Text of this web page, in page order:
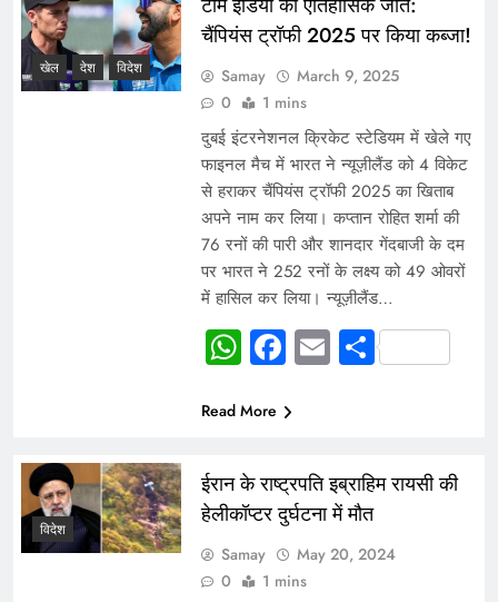
खेल देश विदेश
चैंपियंस ट्रॉफी 2025 पर किया कब्जा!
Samay
March 9, 2025
0
1 mins
दुबई इंटरनेशनल क्रिकेट स्टेडियम में खेले गए
फाइनल मैच में भारत ने न्यूज़ीलैंड को 4 विकेट
से हराकर चैंपियंस ट्रॉफी 2025 का खिताब
अपने नाम कर लिया। कप्तान रोहित शर्मा की
76 रनों की पारी और शानदार गेंदबाजी के दम
पर भारत ने 252 रनों के लक्ष्य को 49 ओवरों
में हासिल कर लिया। न्यूज़ीलैंड…
WhatsApp
Facebook
EmailShare
Read More
विदेश
ईरान के राष्ट्रपति इब्राहिम रायसी की
हेलीकॉप्टर दुर्घटना में मौत
Samay
May 20, 2024
0
1 mins